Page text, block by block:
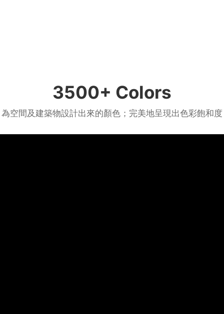
3500+ Colors
為空間及建築物設計出來的顏色；完美地呈現出色彩飽和度